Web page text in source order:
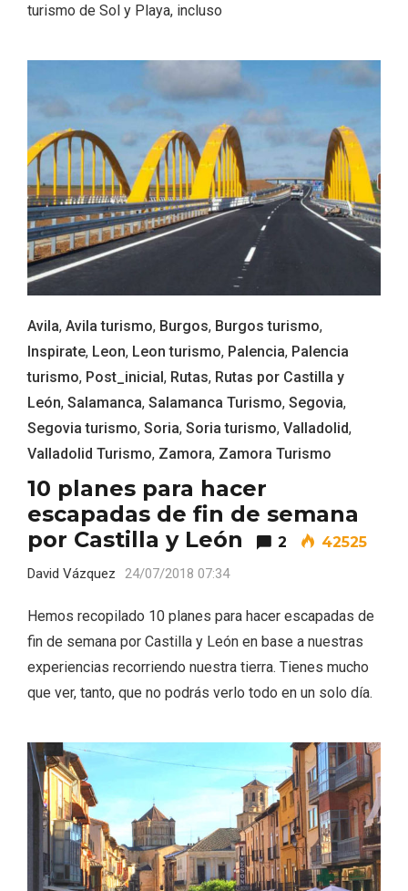
turismo de Sol y Playa, incluso
Avila, Avila turismo, Burgos, Burgos turismo,
Inspirate, Leon, Leon turismo, Palencia, Palencia
turismo, Post_inicial , Rutas, Rutas por Castilla y
León, Salamanca, Salamanca Turismo, Segovia,
Segovia turismo, Soria, Soria turismo, Valladolid,
Valladolid Turismo, Zamora, Zamora Turismo
10 planes para hacer
escapadas de fin de semana
por Castilla y León
2 42525
David Vázquez 24/07/2018 07:34
Hemos recopilado 10 planes para hacer escapadas de
fin de semana por Castilla y León en base a nuestras
experiencias recorriendo nuestra tierra. Tienes mucho
que ver, tanto, que no podrás verlo todo en un solo día.
Paseo nocturno por Valladolid
IGP Morcilla de Burgos triunfó en el
Salón Gourmet 2026